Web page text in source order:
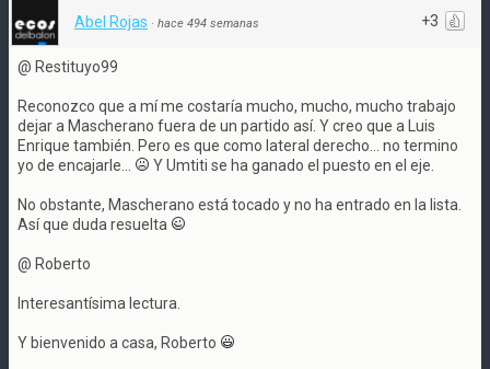
+3
Abel Rojas · hace 494 semanas
@ Restituyo99
Reconozco que a mí me costaría mucho, mucho, mucho trabajo
dejar a Mascherano fuera de un partido así. Y creo que a Luis
Enrique también. Pero es que como lateral derecho... no termino
yo de encajarle...
Y Umtiti se ha ganado el puesto en el eje.
No obstante, Mascherano está tocado y no ha entrado en la lista.
Así que duda resuelta
@ Roberto
Interesantísima lectura.
Y bienvenido a casa, Roberto